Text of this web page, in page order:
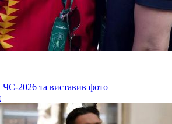
ЧС-2026 та виставив фото